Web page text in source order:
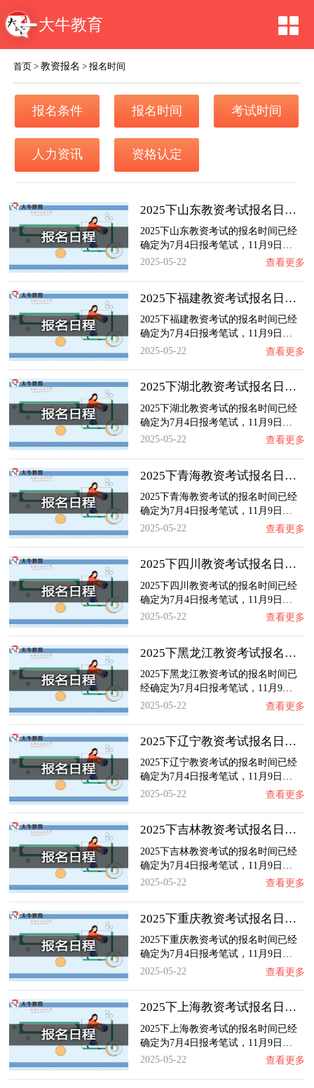
大牛教育
首页 >教资报名 >报名时间
报名条件 报名时间 考试时间
人力资讯 资格认定
2025下山东教资考试报名日程最新公布！
2025下山东教资考试的报名时间已经
确定为7月4日报考笔试，11月9日…
2025-05-22
查看更多
2025下福建教资考试报名日程最新公布！
2025下福建教资考试的报名时间已经
确定为7月4日报考笔试，11月9日…
2025-05-22
查看更多
2025下湖北教资考试报名日程最新公布！
2025下湖北教资考试的报名时间已经
确定为7月4日报考笔试，11月9日…
2025-05-22
查看更多
2025下青海教资考试报名日程最新公布！
2025下青海教资考试的报名时间已经
确定为7月4日报考笔试，11月9日…
2025-05-22
查看更多
2025下四川教资考试报名日程最新公布！
2025下四川教资考试的报名时间已经
确定为7月4日报考笔试，11月9日…
2025-05-22
查看更多
2025下黑龙江教资考试报名日程最新公布！
2025下黑龙江教资考试的报名时间已
经确定为7月4日报考笔试，11月9…
2025-05-22
查看更多
2025下辽宁教资考试报名日程最新公布！
2025下辽宁教资考试的报名时间已经
确定为7月4日报考笔试，11月9日…
2025-05-22
查看更多
2025下吉林教资考试报名日程最新公布！
2025下吉林教资考试的报名时间已经
确定为7月4日报考笔试，11月9日…
2025-05-22
查看更多
2025下重庆教资考试报名日程最新公布！
2025下重庆教资考试的报名时间已经
确定为7月4日报考笔试，11月9日…
2025-05-22
查看更多
2025下上海教资考试报名日程最新公布！
2025下上海教资考试的报名时间已经
确定为7月4日报考笔试，11月9日…
2025-05-22
查看更多